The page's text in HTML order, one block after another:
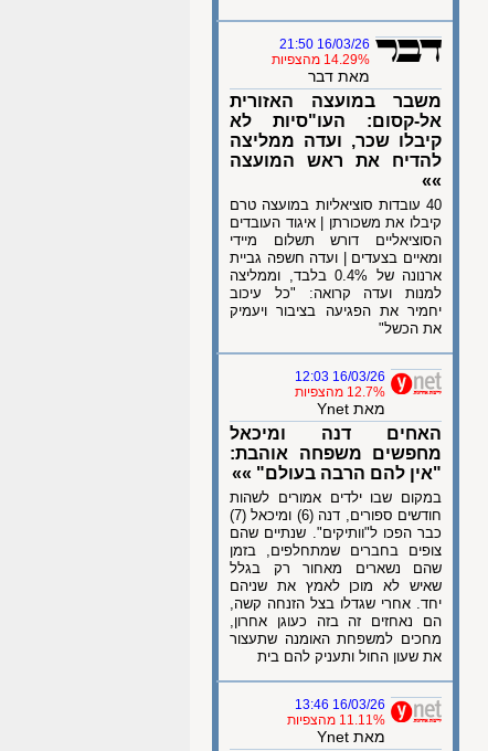
16/03/26 21:50
14.29% מהצפיות
מאת דבר
משבר במועצה האזורית
אל-קסום: העו"סיות לא
קיבלו שכר, ועדה ממליצה
להדיח את ראש המועצה
»»
40 עובדות סוציאליות במועצה טרם
קיבלו את משכורתן | איגוד העובדים
הסוציאליים דורש תשלום מיידי
ומאיים בצעדים | ועדה חשפה גביית
ארנונה של 0.4% בלבד, וממליצה
למנות ועדה קרואה: "כל עיכוב
יחמיר את הפגיעה בציבור ויעמיק
את הכשל"
16/03/26 12:03
12.7% מהצפיות
מאת Ynet
האחים דנה ומיכאל
מחפשים משפחה אוהבת:
"אין להם הרבה בעולם" »»
במקום שבו ילדים אמורים לשהות
חודשים ספורים, דנה (6) ומיכאל (7)
כבר הפכו ל"וותיקים". שנתיים שהם
צופים בחברים שמתחלפים, בזמן
שהם נשארים מאחור רק בגלל
שאיש לא מוכן לאמץ את שניהם
יחד. אחרי שגדלו בצל הזנחה קשה,
הם נאחזים זה בזה כעוגן אחרון,
מחכים למשפחת האומנה שתעצור
את שעון החול ותעניק להם בית
16/03/26 13:46
11.11% מהצפיות
מאת Ynet